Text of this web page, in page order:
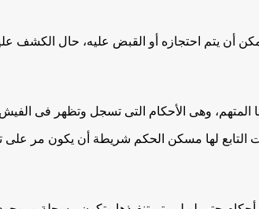
أن يتم احتجازه أو القبض عليه، حال الكشف
المتهم، وهى الأحكام التى تسجل وتظهر فى
لها مسكن الحكم شريطة أن يكون مر على